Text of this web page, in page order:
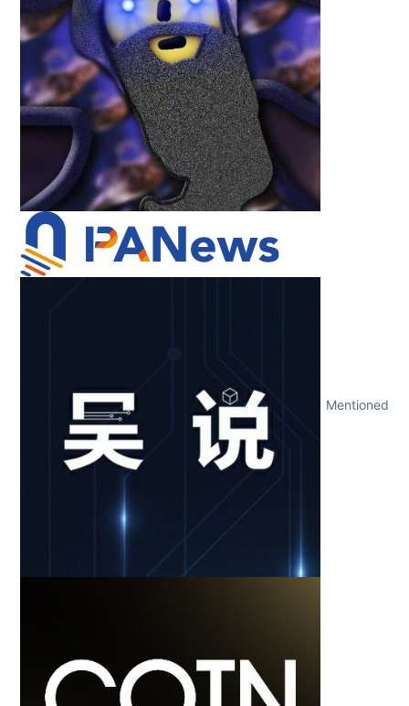
Mentioned